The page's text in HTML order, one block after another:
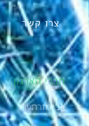
צרו קשר
חברי הארגון
אבי מזרחי יו"ר